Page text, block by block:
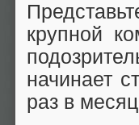
крупной
начинает
раз в